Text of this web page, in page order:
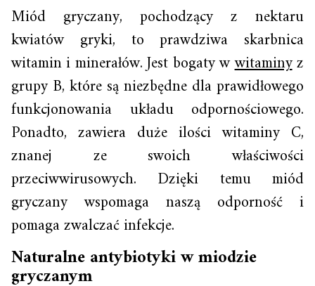
Miód gryczany, pochodzący z nektaru
kwiatów gryki, to prawdziwa skarbnica
witamin i minerałów. Jest bogaty wwitaminyz
grupy B, które są niezbędne dla prawidłowego
funkcjonowania układu odpornościowego.
Ponadto, zawiera duże ilości witaminy C,
znanej ze swoich właściwości
przeciwwirusowych. Dzięki temu miód
gryczany wspomaga naszą odporność i
pomaga zwalczać infekcje.
Naturalne antybiotyki w miodzie
gryczanym